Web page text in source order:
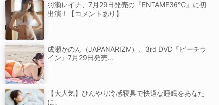
羽瀬レイナ、7月29日発売の『ENTAME36℃』に初
出演！【コメントあり】
成瀬かのん（JAPANARIZM）、3rd DVD『ピーチラ
イン』7月29日発売...
【大人気】ひんやり冷感寝具で快適な睡眠をあなた
に。